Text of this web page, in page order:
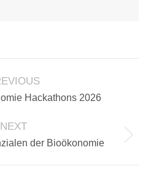
Previous
Hackathons 2026
NEXT
Nextder Bioökonomie